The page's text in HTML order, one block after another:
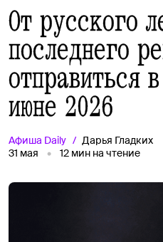
От русского
последнего
отправиться
июне 2026
Афиша Daily
Дарья Гладких
31 мая
12 мин на чтение